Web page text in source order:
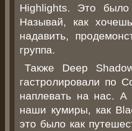
Highlights. Это было
Называй, как
надавить,
группа.
Также Deep
гастролировали по
наплевать на нас. А
наши кумиры, как
это было как